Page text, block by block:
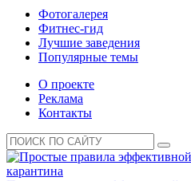
Фотогалерея
Фитнес-гид
Лучшие заведения
Популярные темы
О проекте
Реклама
Контакты